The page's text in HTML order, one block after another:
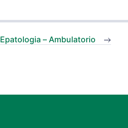
Epatologia – Ambulatorio